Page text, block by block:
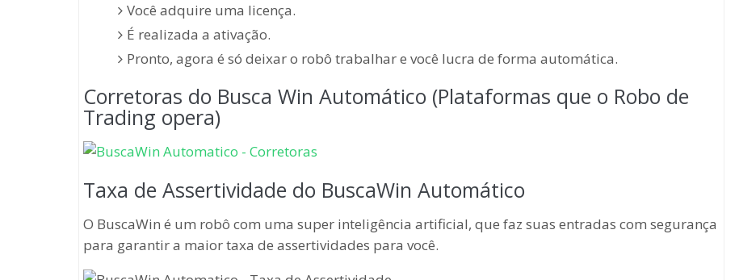
Você adquire uma licença.
É realizada a ativação.
Pronto, agora é só deixar o robô trabalhar e você lucra de forma automática.
Corretoras do Busca Win Automático (Plataformas que o Robo de
Trading opera)
Taxa de Assertividade do BuscaWin Automático
O BuscaWin é um robô com uma super inteligência artificial, que faz suas entradas com segurança
para garantir a maior taxa de assertividades para você.